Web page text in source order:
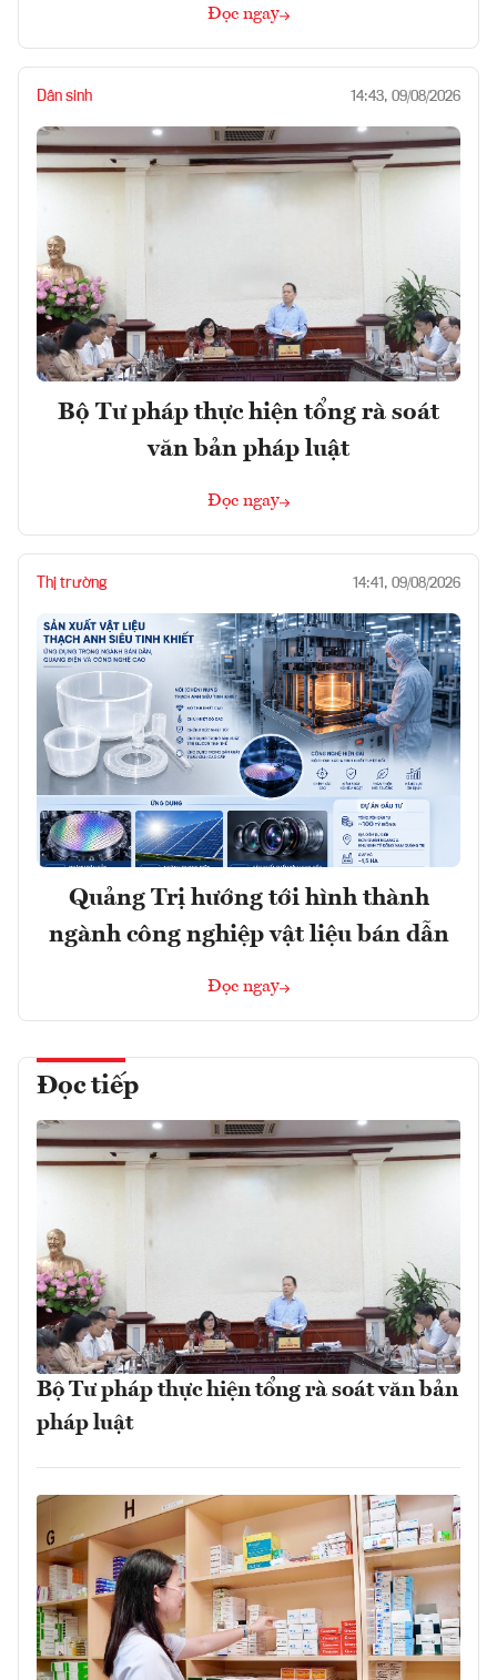
Đọc ngay
Dân sinh 14:43, 09/08/2026
Bộ Tư pháp thực hiện tổng rà soát
văn bản pháp luật
Đọc ngay
Thị trường 14:41, 09/08/2026
Quảng Trị hướng tới hình thành
ngành công nghiệp vật liệu bán dẫn
Đọc ngay
Đọc tiếp
Bộ Tư pháp thực hiện tổng rà soát văn bản
pháp luật